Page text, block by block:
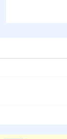
報告